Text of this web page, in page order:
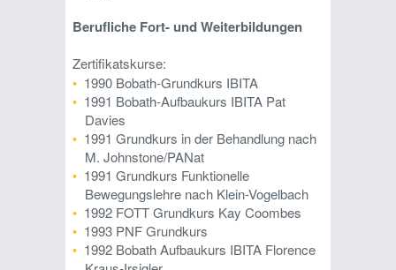
Berufliche Fort- und Weiterbildungen
Zertifikatskurse:
1990 Bobath-Grundkurs IBITA
1991 Bobath-Aufbaukurs IBITA Pat
Davies
1991 Grundkurs in der Behandlung nach
M. Johnstone/PANat
1991 Grundkurs Funktionelle
Bewegungslehre nach Klein-Vogelbach
1992 FOTT Grundkurs Kay Coombes
1993 PNF Grundkurs
1992 Bobath Aufbaukurs IBITA Florence